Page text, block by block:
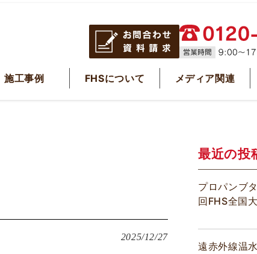
施工事例 FHSについて メディア関連
2025/12/27
最近の投
プロパンブ
回FHS全国
事が掲載さ
遠赤外線温